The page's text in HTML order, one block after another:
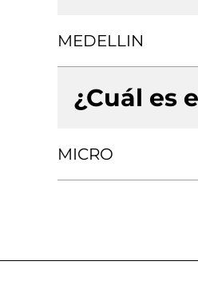
MEDELLIN
¿Cuál es
MICRO